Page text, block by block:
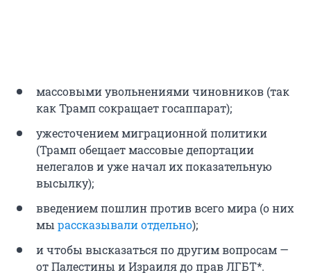
массовыми увольнениями чиновников (так
как Трамп сокращает госаппарат);
ужесточением миграционной политики
(Трамп обещает массовые депортации
нелегалов и уже начал их показательную
высылку);
введением пошлин против всего мира (о них
мы рассказывали отдельно);
и чтобы высказаться по другим вопросам —
от Палестины и Израиля до прав ЛГБТ*.